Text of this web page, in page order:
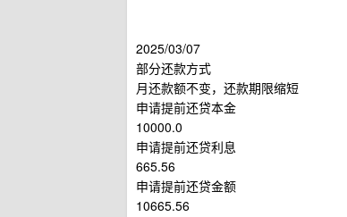
2025/03/07
部分还款方式
月还款额不变，还款期限缩短
申请提前还贷本金
10000.0
申请提前还贷利息
665.56
申请提前还贷金额
10665.56